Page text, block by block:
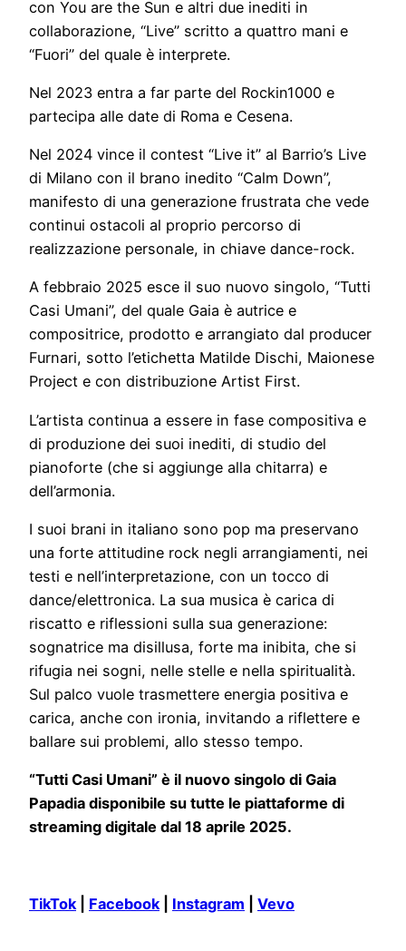
con You are the Sun e altri due inediti in
collaborazione, “Live” scritto a quattro mani e
“Fuori” del quale è interprete.
Nel 2023 entra a far parte del Rockin1000 e
partecipa alle date di Roma e Cesena.
Nel 2024 vince il contest “Live it” al Barrio’s Live
di Milano con il brano inedito “Calm Down”,
manifesto di una generazione frustrata che vede
continui ostacoli al proprio percorso di
realizzazione personale, in chiave dance-rock.
A febbraio 2025 esce il suo nuovo singolo, “Tutti
Casi Umani”, del quale Gaia è autrice e
compositrice, prodotto e arrangiato dal producer
Furnari, sotto l’etichetta Matilde Dischi, Maionese
Project e con distribuzione Artist First.
L’artista continua a essere in fase compositiva e
di produzione dei suoi inediti, di studio del
pianoforte (che si aggiunge alla chitarra) e
dell’armonia.
I suoi brani in italiano sono pop ma preservano
una forte attitudine rock negli arrangiamenti, nei
testi e nell’interpretazione, con un tocco di
dance/elettronica. La sua musica è carica di
riscatto e riflessioni sulla sua generazione:
sognatrice ma disillusa, forte ma inibita, che si
rifugia nei sogni, nelle stelle e nella spiritualità.
Sul palco vuole trasmettere energia positiva e
carica, anche con ironia, invitando a riflettere e
ballare sui problemi, allo stesso tempo.
“Tutti Casi Umani” è il nuovo singolo di Gaia
Papadia disponibile su tutte le piattaforme di
streaming digitale dal 18 aprile 2025.
TikTok Facebook Instagram Vevo